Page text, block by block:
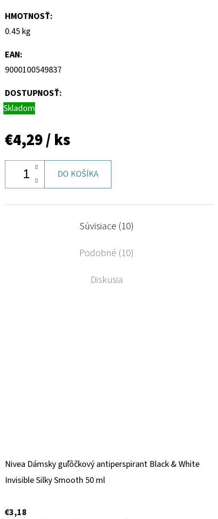
HMOTNOSŤ:
0.45 kg
EAN:
9000100549837
DOSTUPNOSŤ:
Skladom
€4,29/ ks
DO KOŠÍKA
Súvisiace (10)
Podobné (10)
Diskusia
Nivea Dámsky guľôčkový antiperspirant Black & White
Invisible Silky Smooth 50 ml
€3,18